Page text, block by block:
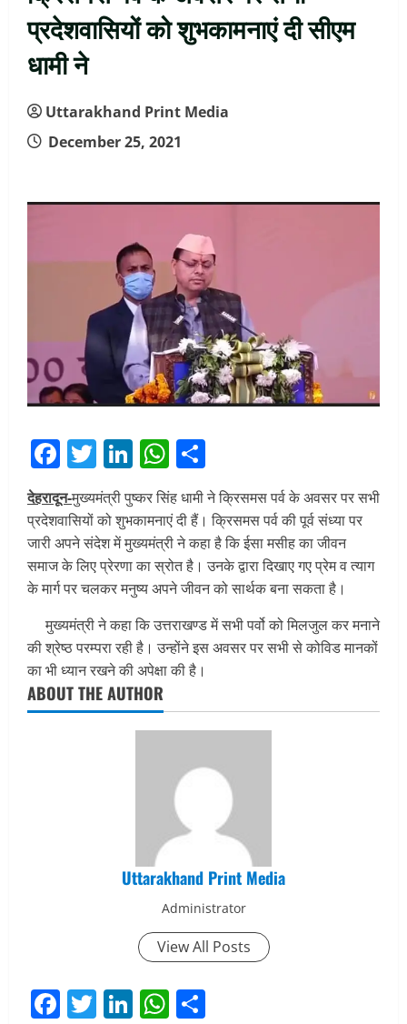
प्रदेशवासियों को शुभकामनाएं दी सीएम
धामी ने
Uttarakhand Print Media
December 25, 2021
Facebook
Twitter
LinkedIn
WhatsApp
देहरादून-मुख्यमंत्री पुष्कर सिंह धामी ने क्रिसमस पर्व के अवसर पर सभी
प्रदेशवासियों को शुभकामनाएं दी हैं। क्रिसमस पर्व की पूर्व संध्या पर
जारी अपने संदेश में मुख्यमंत्री ने कहा है कि ईसा मसीह का जीवन
समाज के लिए प्रेरणा का स्रोत है। उनके द्वारा दिखाए गए प्रेम व त्याग
के मार्ग पर चलकर मनुष्य अपने जीवन को सार्थक बना सकता है।
मुख्यमंत्री ने कहा कि उत्तराखण्ड में सभी पर्वो को मिलजुल कर मनाने
की श्रेष्ठ परम्परा रही है। उन्होंने इस अवसर पर सभी से कोविड मानकों
का भी ध्यान रखने की अपेक्षा की है।
ABOUT THE AUTHOR
Uttarakhand Print Media
Administrator
View All Posts
Facebook
Twitter
LinkedIn
WhatsApp